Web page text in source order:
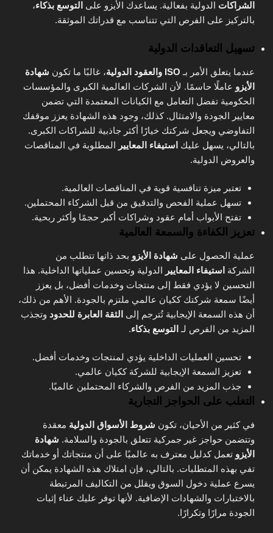
الشراكات الدولية بفعالية. يساعدك الأيزو على التوسع بذكاء،
بالتركيز على الفرص التي تتناسب مع قدراتك الموثقة.
تسهيل التعاقدات الدولية
عندما يتعلق الأمر بـ ISO والعقود الدولية ، غالبًا ما تكون شهادة
الأيزو عاملًا حاسمًا. لأن الشركات العالمية الكبرى والمؤسسات
الحكومية تفضل التعامل مع الكيانات المعتمدة التي تضمن
معايير الجودة والامتثال. كذلك، وجود هذه الشهادة يعزز موقفك
التفاوضي ويجعل شركتك خيارًا أكثر جاذبية للشراكات الكبرى.
بالتالي، يسهل عليك استيفاء المعايير المطلوبة في المناقصات
والعروض الدولية.
تعتبر ميزة تنافسية قوية في المناقصات العالمية.
تسهل عملية الفحص والتدقيق من قبل الشركاء المحتملين.
تفتح الأبواب أمام عقود وشراكات أكبر حجمًا وأكثر ربحية.
تعزيز الكفاءة والسمعة العالمية
عملية الحصول على شهادة الأيزو بحد ذاتها تتطلب من
الشركة استيفاء المعايير الدولية وتحسين عملياتها الداخلية. هذا
التحسين لا يؤدي فقط إلى منتجات وخدمات أفضل، بل يعزز
أيضًا سمعة شركتك ككيان عالمي ملتزم بالجودة. الأهم من ذلك،
أن هذه السمعة الإيجابية تُترجم إلى الثقة العابرة للحدود وتجذب
المزيد من الفرص لـ التوسع بذكاء.
تحسين العمليات الداخلية يؤدي لمنتجات وخدمات أفضل.
تعزيز السمعة الإيجابية للشركة ككيان عالمي.
جذب المزيد من الفرص والشركاء المحتملين عالميًا.
التغلب على الحواجز التجارية
في كثير من الأحيان، تكون شروط الأسواق الدولية معقدة
وتتضمن حواجز غير جمركية تتعلق بالجودة والسلامة. شهادة
الأيزو تعمل كدليل معترف به عالميًا على أن منتجاتك أو خدماتك
تفي بهذه المتطلبات. بالتالي، فإن امتلاك هذه الشهادة يمكن أن
يسرع عملية دخول السوق ويقلل من التكاليف المرتبطة
بالاختبارات والشهادات الإضافية. لأنها توفر عليك عناء إثبات
الجودة مرارًا وتكرارًا.